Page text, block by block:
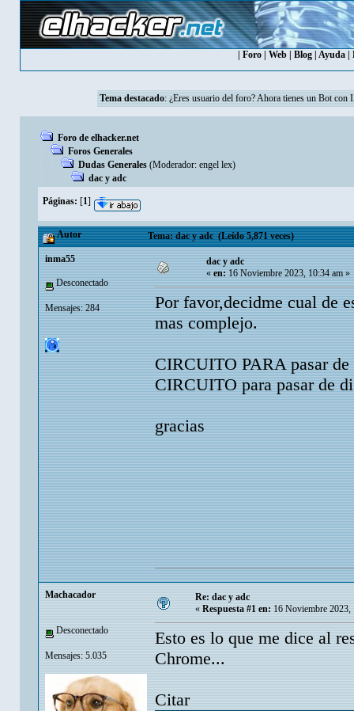
Foro Web Blog Ayuda
Tema destacado: ¿Eres usuario del foro? Ahora tienes un Bot con
Foro de elhacker.net
Foros Generales
Dudas Generales (Moderador: engel lex)
dac y adc
Páginas: [1]
Autor Tema: dac y adc (Leído 5,871 veces)
inma55
Desconectado
Mensajes: 284
dac y adc
«en:16 Noviembre 2023, 10:34 am »
Por favor,decidme cual de
mas complejo.
CIRCUITO PARA pasar
CIRCUITO para pasar de
gracias
Machacador
Desconectado
Mensajes: 5.035
Re: dac y adc
« Respuesta #1 en: 16 Noviembre 2023,
Esto es lo que me dice al
Chrome...
Citar